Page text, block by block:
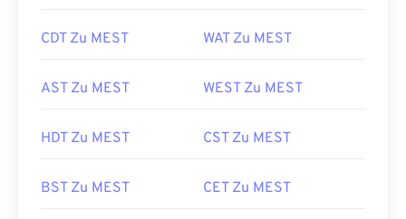
CDT Zu MEST WAT Zu MEST
AST Zu MEST WEST Zu MEST
HDT Zu MEST CST Zu MEST
BST Zu MEST CET Zu MEST